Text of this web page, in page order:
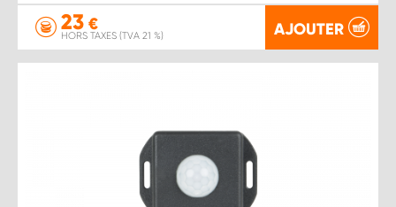
23 €
HORS TAXES (TVA 21 %) AJOUTER